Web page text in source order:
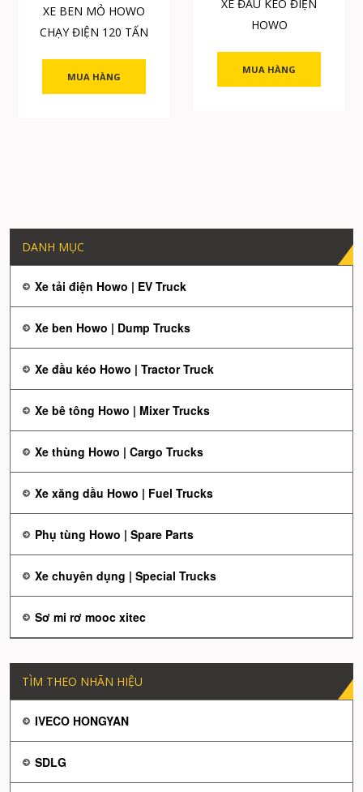
XE BEN MỎ HOWO
CHẠY ĐIỆN 120 TẤN
MUA HÀNG
XE ĐẦU KÉO ĐIỆN
HOWO
MUA HÀNG
DANH MỤC
Xe tải điện Howo | EV Truck
Xe ben Howo | Dump Trucks
Xe đầu kéo Howo | Tractor Truck
Xe bê tông Howo | Mixer Trucks
Xe thùng Howo | Cargo Trucks
Xe xăng dầu Howo | Fuel Trucks
Phụ tùng Howo | Spare Parts
Xe chuyên dụng | Special Trucks
Sơ mi rơ mooc xitec
TÌM THEO NHÃN HIỆU
IVECO HONGYAN
SDLG